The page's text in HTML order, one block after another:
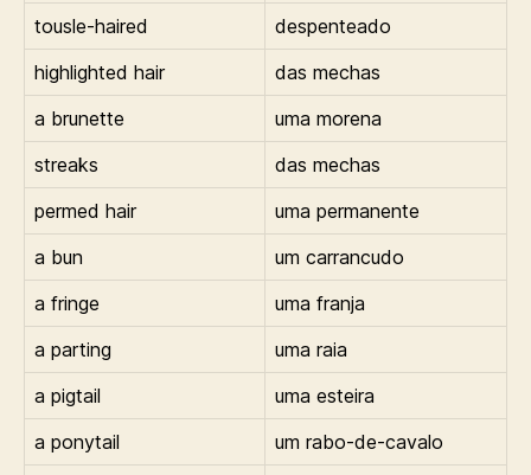
tousle-haired
despenteado
highlighted hair
das mechas
a brunette
uma morena
streaks
das mechas
permed hair
uma permanente
a bun
um carrancudo
a fringe
uma franja
a parting
uma raia
a pigtail
uma esteira
a ponytail
um rabo-de-cavalo